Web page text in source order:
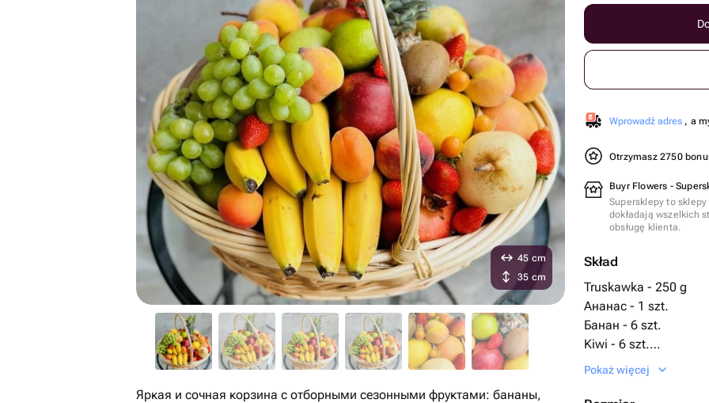
Wprowadź adres , a
Otrzymasz 2750
Buyr Flowers -
Supersklepy to
dokładają wszelkich
obsługę klienta.
Skład
Truskawka - 250 g
Ананас - 1 szt.
Банан - 6 szt.
Kiwi - 6 szt.
Pomarańcza - 5 szt.
Pokaż więcej
45 cm
35 cm
Яркая и сочная корзина с отборными сезонными фруктами: бананы,